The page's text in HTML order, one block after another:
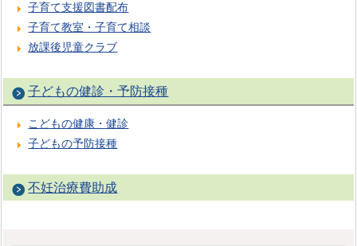
子育て支援図書配布
子育て教室・子育て相談
放課後児童クラブ
子どもの健診・予防接種
こどもの健康・健診
子どもの予防接種
不妊治療費助成